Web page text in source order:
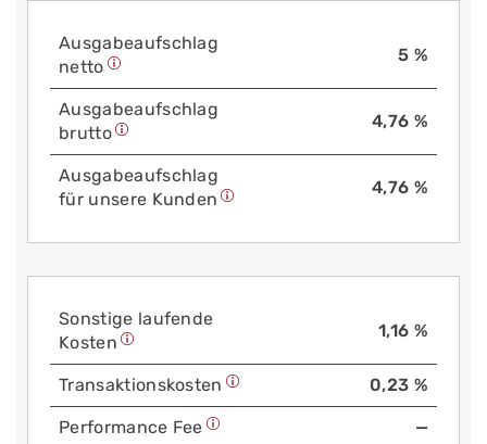
Aus­gabe­auf­schlag
netto
5 %
Aus­gabe­auf­schlag
brutto
4,76 %
Aus­gabe­auf­schlag
für unsere Kunden
4,76 %
Sonstige laufende
Kosten
1,16 %
Trans­aktions­kosten 0,23 %
Performance Fee —